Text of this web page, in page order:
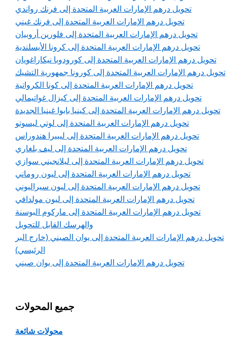
تحويل درهم الإمارات العربية المتحدة إلى فرنك رواندي
تحويل درهم الإمارات العربية المتحدة إلى فرنك غيني
تحويل درهم الإمارات العربية المتحدة إلى فلورين أروبيان
تحويل درهم الإمارات العربية المتحدة إلى كرونا الأيسلندية
تحويل درهم الإمارات العربية المتحدة إلى كورودوبا نيكاراغويان
تحويل درهم الإمارات العربية المتحدة إلى كورونا جمهورية التشيك
تحويل درهم الإمارات العربية المتحدة إلى كونا الكرواتية
تحويل درهم الإمارات العربية المتحدة إلى كيزال غواتيمالي
تحويل درهم الإمارات العربية المتحدة إلى كينيا بابوا غينيا الجديدة
تحويل درهم الإمارات العربية المتحدة إلى لوتي ليسوتو
تحويل درهم الإمارات العربية المتحدة إلى ليبيرا هندوراس
تحويل درهم الإمارات العربية المتحدة إلى ليف بلغاري
تحويل درهم الإمارات العربية المتحدة إلى ليلانجيني سوازي
تحويل درهم الإمارات العربية المتحدة إلى ليون روماني
تحويل درهم الإمارات العربية المتحدة إلى ليون سيراليوني
تحويل درهم الإمارات العربية المتحدة إلى ليون مولدافي
تحويل درهم الإمارات العربية المتحدة إلى ماركوم البوسنة
والهرسك القابل للتحويل
تحويل درهم الإمارات العربية المتحدة إلى يوان الصيني (خارج البر
الرئيسي)
تحويل درهم الإمارات العربية المتحدة إلى يوان صيني
جميع المحولات
محولات شائعة